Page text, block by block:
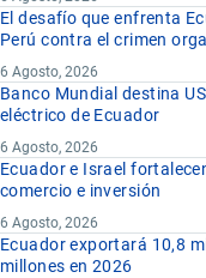
El desafío que enfrenta
Perú contra el crimen
6 Agosto, 2026
Banco Mundial destina
eléctrico de Ecuador
6 Agosto, 2026
Ecuador e Israel
comercio e inversión
6 Agosto, 2026
Ecuador exportará 10,8
millones en 2026